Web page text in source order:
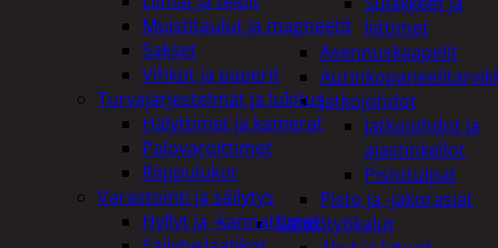
liittimet
Asennuskaapelit
Jatkojohdot
Jatkojohdot ja
ajastinkellot
Pistotulpat
Pisto ja -jakorasiat
Sähkötyökalut
Muistitaulut ja magneetit
Sakset
Vihkot ja paperit
Turvajärjestelmät ja lukitus
Hälyttimet ja kamerat
Palovaroittimet
Riippulukot
Varastointi ja säilytys
Hyllyt ja -kannattimet